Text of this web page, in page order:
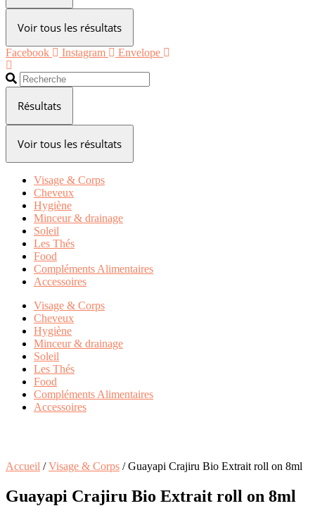
Voir tous les résultats
Facebook Instagram Envelope
Search
...
Résultats
Voir tous les résultats
Visage & Corps
Cheveux
Hygiène
Minceur & drainage
Soleil
Les Thés
Food
Compléments Alimentaires
Accessoires
Visage & Corps
Cheveux
Hygiène
Minceur & drainage
Soleil
Les Thés
Food
Compléments Alimentaires
Accessoires
Accueil /Visage & Corps / Guayapi Crajiru Bio Extrait roll on 8ml
Guayapi Crajiru Bio Extrait roll on 8ml